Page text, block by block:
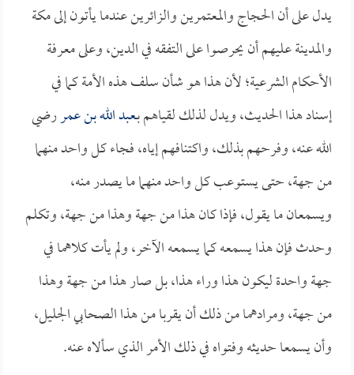
يدل على أن الحجاج والمعتمرين والزائرين عندما يأتون إلى مكة
والمدينة عليهم أن يحرصوا على التفقه في الدين، وعلى معرفة
الأحكام الشرعية؛ لأن هذا هو شأن سلف هذه الأمة كما في
إسناد هذا الحديث، ويدل لذلك لقياهم بـعبد الله بن عمررضي
الله عنه، وفرحهم بذلك، واكتنافهم إياه، فجاء كل واحد منهما
من جهة، حتى يستوعب كل واحد منهما ما يصدر منه،
ويسمعان ما يقول، فإذا كان هذا من جهة وهذا من جهة، وتكلم
وحدث فإن هذا يسمعه كما يسمعه الآخر، ولم يأت كلاهما في
جهة واحدة ليكون هذا وراء هذا، بل صار هذا من جهة وهذا
من جهة، ومرادهما من ذلك أن يقربا من هذا الصحابي الجليل،
وأن يسمعا حديثه وفتواه في ذلك الأمر الذي سألاه عنه.